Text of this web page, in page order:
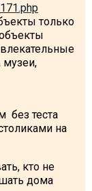
только
музеи,
без теста
на
кто не
дома